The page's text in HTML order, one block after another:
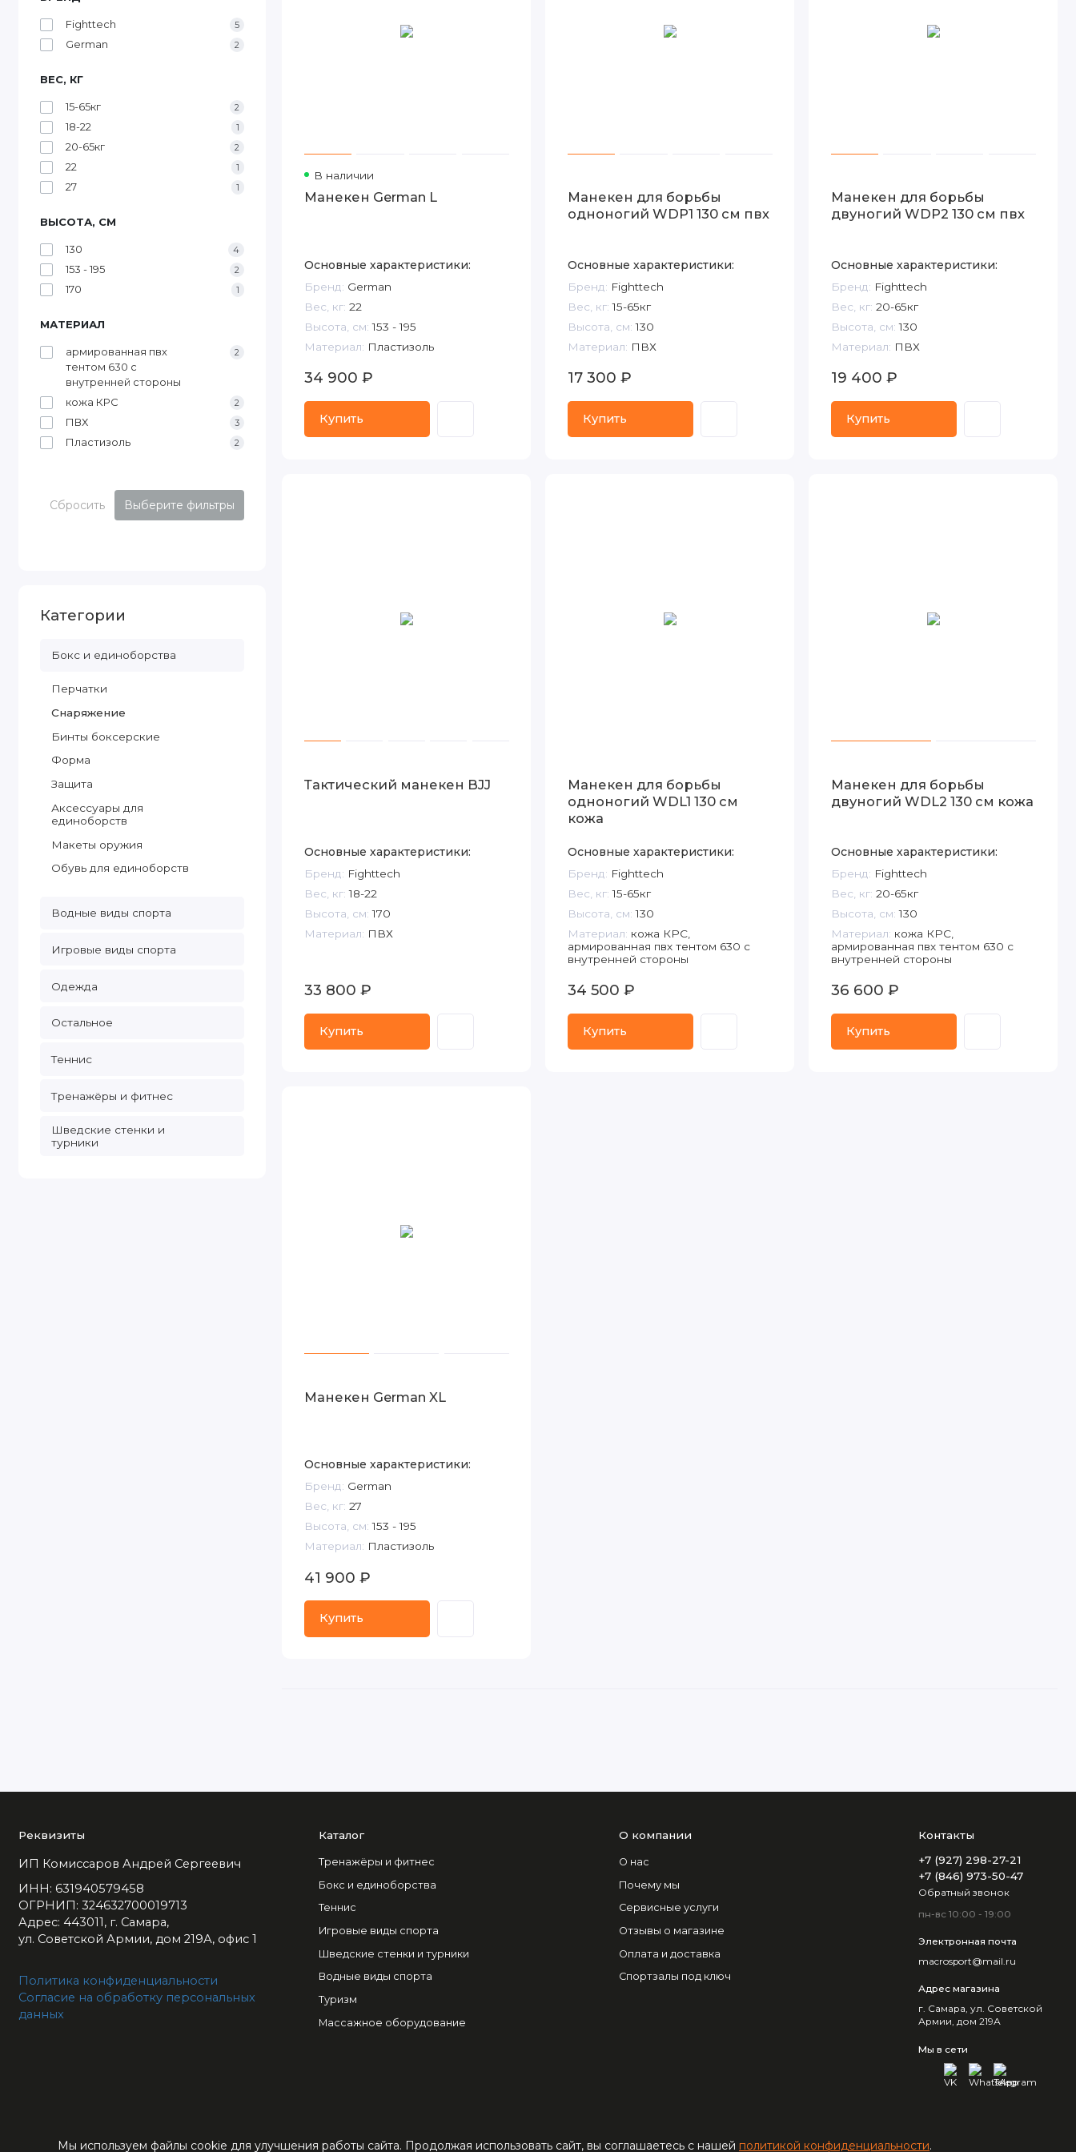
Fighttech 5
German 2
ВЕС, КГ
15-65кг 2
18-22 1
20-65кг 2
22 1
27 1
ВЫСОТА, СМ
130 4
153 - 195 2
170 1
МАТЕРИАЛ
армированная пвх
тентом 630 с
внутренней стороны
2
кожа КРС 2
ПВХ 3
Пластизоль 2
Сбросить Выберите фильтры
Категории
Бокс и единоборства
Перчатки
Снаряжение
Бинты боксерские
Форма
Защита
Аксессуары для
единоборств
Макеты оружия
Обувь для единоборств
Водные виды спорта
Игровые виды спорта
Одежда
Остальное
Теннис
Тренажёры и фитнес
Шведские стенки и
турники
В наличии
Манекен German L
Основные характеристики:
Бренд: German
Вес, кг: 22
Высота, см: 153 - 195
Материал: Пластизоль
34 900 ₽
Купить
Манекен для борьбы
одноногий WDP1 130 см пвх
Основные характеристики:
Бренд: Fighttech
Вес, кг: 15-65кг
Высота, см: 130
Материал: ПВХ
17 300 ₽
Купить
Манекен для борьбы
двуногий WDP2 130 см пвх
Основные характеристики:
Бренд: Fighttech
Вес, кг: 20-65кг
Высота, см: 130
Материал: ПВХ
19 400 ₽
Купить
Тактический манекен BJJ
Основные характеристики:
Бренд: Fighttech
Вес, кг: 18-22
Высота, см: 170
Материал: ПВХ
33 800 ₽
Купить
Манекен для борьбы
одноногий WDL1 130 см
кожа
Основные характеристики:
Бренд: Fighttech
Вес, кг: 15-65кг
Высота, см: 130
Материал: кожа КРС,
армированная пвх тентом 630 с
внутренней стороны
34 500 ₽
Купить
Манекен для борьбы
двуногий WDL2 130 см кожа
Основные характеристики:
Бренд: Fighttech
Вес, кг: 20-65кг
Высота, см: 130
Материал: кожа КРС,
армированная пвх тентом 630 с
внутренней стороны
36 600 ₽
Купить
Манекен German XL
Основные характеристики:
Бренд: German
Вес, кг: 27
Высота, см: 153 - 195
Материал: Пластизоль
41 900 ₽
Купить
Реквизиты
ИП Комиссаров Андрей Сергеевич
ИНН: 631940579458
ОГРНИП: 324632700019713
Адрес: 443011, г. Самара,
ул. Советской Армии, дом 219А, офис 1
Политика конфиденциальности
Согласие на обработку персональных
данных
Каталог
Тренажёры и фитнес
Бокс и единоборства
Теннис
Игровые виды спорта
Шведские стенки и турники
Водные виды спорта
Туризм
Массажное оборудование
О компании
О нас
Почему мы
Сервисные услуги
Отзывы о магазине
Оплата и доставка
Спортзалы под ключ
Контакты
+7 (927) 298-27-21
+7 (846) 973-50-47
Обратный звонок
пн-вс 10:00 - 19:00
Электронная почта
macrosport@mail.ru
Адрес магазина
г. Самара, ул. Советской
Армии, дом 219А
Мы в сети
© 1992-2026 Интернет-магазин ЦЕНТРСПОРТ - большой выбор спортивных
Мы используем файлы cookie для улучшения работы сайта. Продолжая использовать сайт, вы соглашаетесь с нашей политикой конфиденциальности.